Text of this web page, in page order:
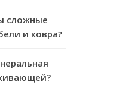
сложные
и ковра?